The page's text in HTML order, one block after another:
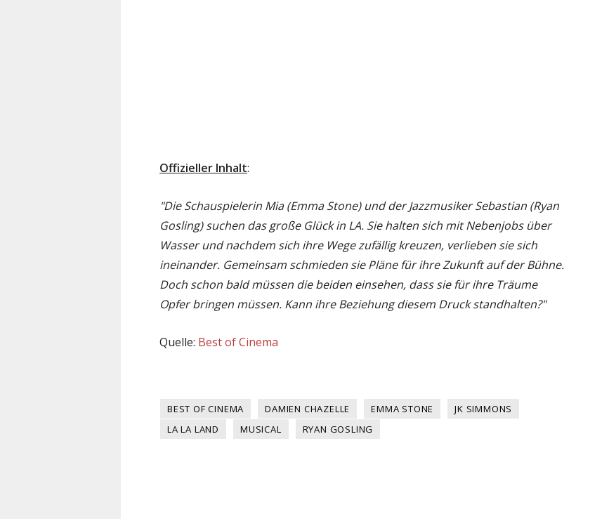
Offizieller Inhalt:
"Die Schauspielerin Mia (Emma Stone) und der Jazzmusiker Sebastian (Ryan
Gosling) suchen das große Glück in LA. Sie halten sich mit Nebenjobs über
Wasser und nachdem sich ihre Wege zufällig kreuzen, verlieben sie sich
ineinander. Gemeinsam schmieden sie Pläne für ihre Zukunft auf der Bühne.
Doch schon bald müssen die beiden einsehen, dass sie für ihre Träume
Opfer bringen müssen. Kann ihre Beziehung diesem Druck standhalten?"
Quelle: Best of Cinema
BEST OF CINEMA DAMIEN CHAZELLE EMMA STONE
JK SIMMONS
LA LA LAND
MUSICAL RYAN GOSLING